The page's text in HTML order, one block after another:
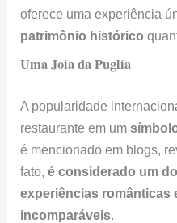
oferece uma experiência
patrimônio histórico
Uma Joia da Puglia
A popularidade
restaurante em um
é mencionado em blogs,
fato,é considerado um
experiências românticas
incomparáveis